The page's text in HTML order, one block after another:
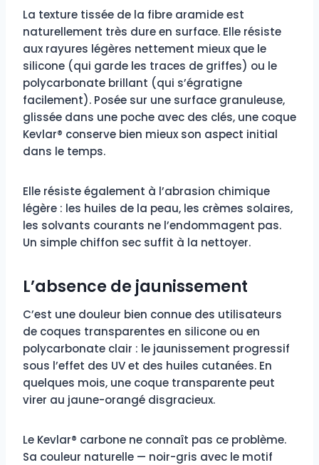
La texture tissée de la fibre aramide est
naturellement très dure en surface. Elle résiste
aux rayures légères nettement mieux que le
silicone (qui garde les traces de griffes) ou le
polycarbonate brillant (qui s’égratigne
facilement). Posée sur une surface granuleuse,
glissée dans une poche avec des clés, une coque
Kevlar® conserve bien mieux son aspect initial
dans le temps.
Elle résiste également à l’abrasion chimique
légère : les huiles de la peau, les crèmes solaires,
les solvants courants ne l’endommagent pas.
Un simple chiffon sec suffit à la nettoyer.
L’absence de jaunissement
C’est une douleur bien connue des utilisateurs
de coques transparentes en silicone ou en
polycarbonate clair : le jaunissement progressif
sous l’effet des UV et des huiles cutanées. En
quelques mois, une coque transparente peut
virer au jaune-orangé disgracieux.
Le Kevlar® carbone ne connaît pas ce problème.
Sa couleur naturelle — noir-gris avec le motif